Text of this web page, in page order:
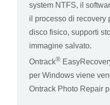
system NTFS, il
il processo di recovery
disco fisico, supporti
immagine salvato.
Ontrack®
per Windows viene
Ontrack Photo Repair